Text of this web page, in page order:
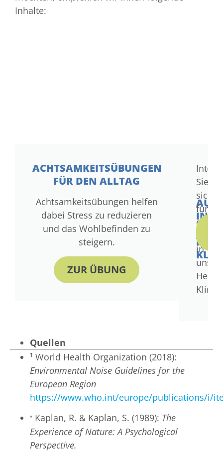
Inhalte:
ACHTSAMKEITSÜBUNGEN
FÜR DEN ALLTAG
Achtsamkeitsübungen helfen
dabei Stress zu reduzieren
und das Wohlbefinden zu
steigern.
ZUR ÜBUNG
IN
DIE
Sie
sich
für
einen
in
Quellen
¹ World Health Organization (2018):
Environmental Noise Guidelines for the
European Region
https://www.who.int/europe/publications/i/
² Kaplan, R. & Kaplan, S. (1989): The
Experience of Nature: A Psychological
Perspective.